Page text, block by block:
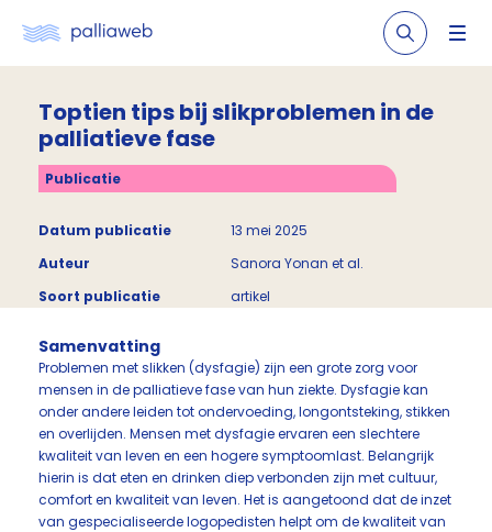
Toptien tips bij slikproblemen in de
palliatieve fase
Publicatie
Datum publicatie
13 mei 2025
Auteur
Sanora Yonan et al.
Soort publicatie
artikel
Samenvatting
Problemen met slikken (dysfagie) zijn een grote zorg voor
mensen in de palliatieve fase van hun ziekte. Dysfagie kan
onder andere leiden tot ondervoeding, longontsteking, stikken
en overlijden. Mensen met dysfagie ervaren een slechtere
kwaliteit van leven en een hogere symptoomlast. Belangrijk
hierin is dat eten en drinken diep verbonden zijn met cultuur,
comfort en kwaliteit van leven. Het is aangetoond dat de inzet
van gespecialiseerde logopedisten helpt om de kwaliteit van